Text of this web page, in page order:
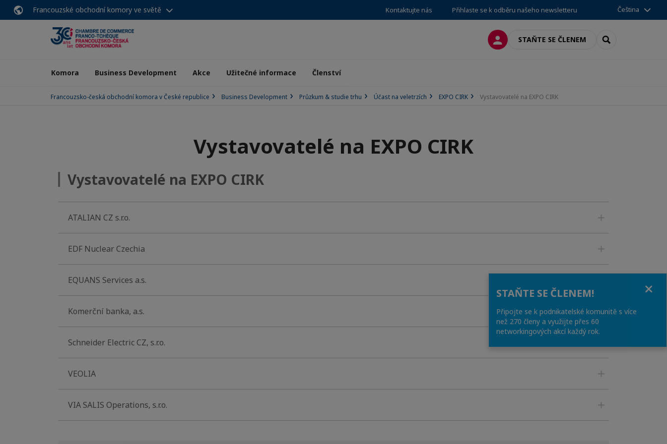
Francouzské obchodní komory ve světě Kontaktujte nás Přihlaste se k odběru našeho newsletteru Čeština
PŘIPOJIT SESTAŇTE SE ČLENEM SEARCH
Komora Business Development Akce Užitečné informace Členství
Francouzsko-česká obchodní komora v České republice Business Development Průzkum & studie trhu Účast na veletrzích EXPO CIRK Vystavovatelé na EXPO CIRK
Vystavovatelé na EXPO CIRK
Vystavovatelé na EXPO CIRK
ATALIAN CZ s.r.o.
EDF Nuclear Czechia
EQUANS Services a.s.
Komerční banka, a.s.
Schneider Electric CZ, s.r.o.
VEOLIA
VIA SALIS Operations, s.r.o.
STAŇTE SE ČLENEM!
Připojte se k podnikatelské komunitě s více
než 270 členy a využijte přes 60
networkingových akcí každý rok.